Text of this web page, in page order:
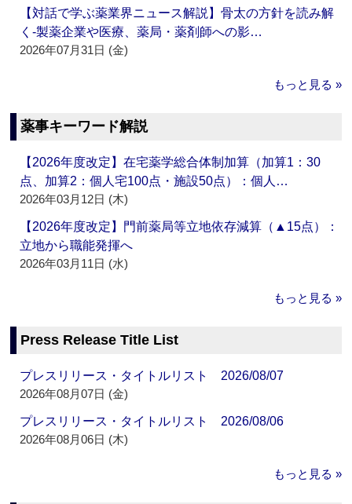
【対話で学ぶ薬業界ニュース解説】骨太の方針を読み解
く‐製薬企業や医療、薬局・薬剤師への影…
2026年07月31日 (金)
もっと見る »
薬事キーワード解説
【2026年度改定】在宅薬学総合体制加算（加算1：30
点、加算2：個人宅100点・施設50点）：個人…
2026年03月12日 (木)
【2026年度改定】門前薬局等立地依存減算（▲15点）：
立地から職能発揮へ
2026年03月11日 (水)
もっと見る »
Press Release Title List
プレスリリース・タイトルリスト 2026/08/07
2026年08月07日 (金)
プレスリリース・タイトルリスト 2026/08/06
2026年08月06日 (木)
もっと見る »